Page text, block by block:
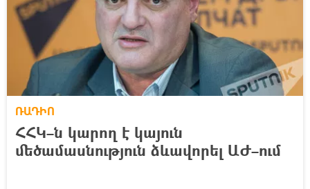
ՌԱԴԻՈ
ՀՀԿ–ն կարող է կայուն
մեծամասնություն ձևավորել ԱԺ–ում